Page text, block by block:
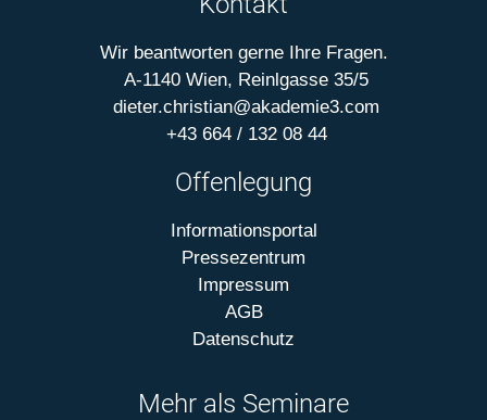
Wir beantworten gerne Ihre Fragen.
A-1140 Wien, Reinlgasse 35/5
dieter.christian@akademie3.com
+43 664 / 132 08 44
Offenlegung
Informationsportal
Pressezentrum
Impressum
AGB
Datenschutz
Mehr als Seminare